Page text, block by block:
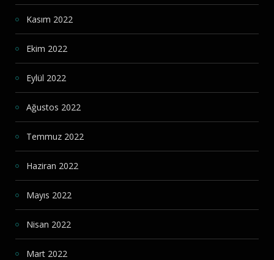
Kasım 2022
Ekim 2022
Eylül 2022
Ağustos 2022
Temmuz 2022
Haziran 2022
Mayıs 2022
Nisan 2022
Mart 2022